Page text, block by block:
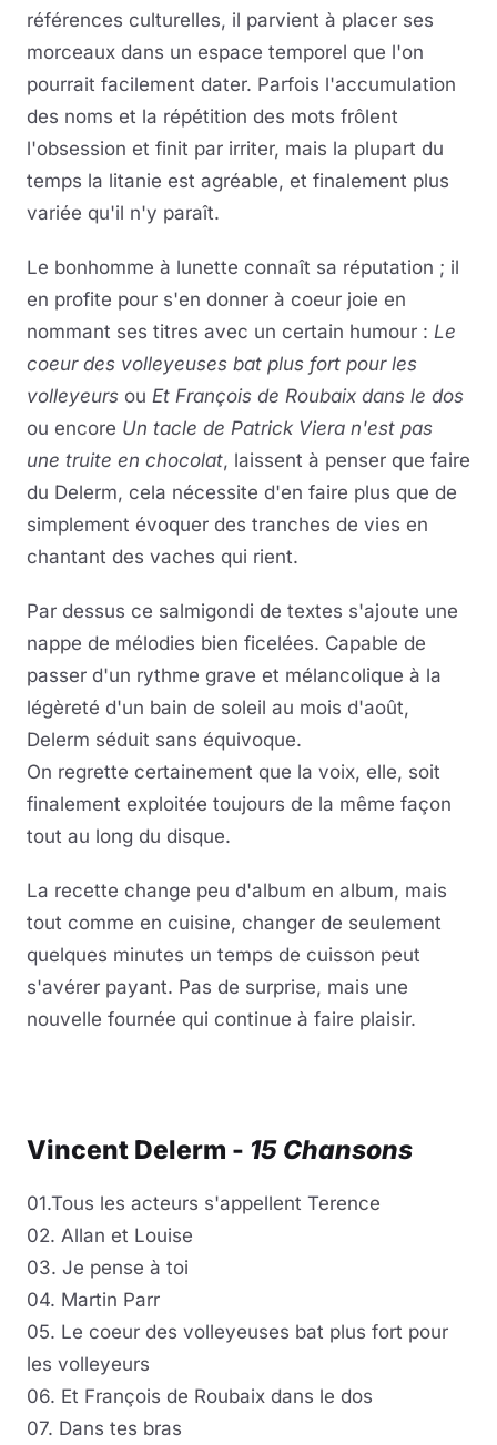
références culturelles, il parvient à placer ses
morceaux dans un espace temporel que l'on
pourrait facilement dater. Parfois l'accumulation
des noms et la répétition des mots frôlent
l'obsession et finit par irriter, mais la plupart du
temps la litanie est agréable, et finalement plus
variée qu'il n'y paraît.
Le bonhomme à lunette connaît sa réputation ; il
en profite pour s'en donner à coeur joie en
nommant ses titres avec un certain humour : Le
coeur des volleyeuses bat plus fort pour les
volleyeurs ou Et François de Roubaix dans le dos
ou encore Un tacle de Patrick Viera n'est pas
une truite en chocolat, laissent à penser que faire
du Delerm, cela nécessite d'en faire plus que de
simplement évoquer des tranches de vies en
chantant des vaches qui rient.
Par dessus ce salmigondi de textes s'ajoute une
nappe de mélodies bien ficelées. Capable de
passer d'un rythme grave et mélancolique à la
légèreté d'un bain de soleil au mois d'août,
Delerm séduit sans équivoque.
On regrette certainement que la voix, elle, soit
finalement exploitée toujours de la même façon
tout au long du disque.
La recette change peu d'album en album, mais
tout comme en cuisine, changer de seulement
quelques minutes un temps de cuisson peut
s'avérer payant. Pas de surprise, mais une
nouvelle fournée qui continue à faire plaisir.
Vincent Delerm - 15 Chansons
01.Tous les acteurs s'appellent Terence
02. Allan et Louise
03. Je pense à toi
04. Martin Parr
05. Le coeur des volleyeuses bat plus fort pour
les volleyeurs
06. Et François de Roubaix dans le dos
07. Dans tes bras